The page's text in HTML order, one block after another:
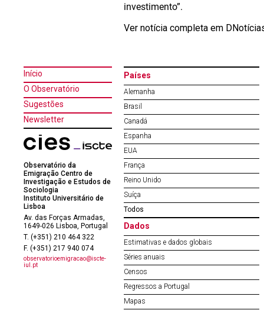
investimento”.
Ver notícia completa em
Início
O Observatório
Sugestões
Newsletter
Observatório da
Emigração Centro de
Investigação e Estudos de
Sociologia
Instituto Universitário de
Lisboa
Av. das Forças Armadas,
1649-026 Lisboa, Portugal
T. (+351) 210 464 322
F. (+351) 217 940 074
observatorioemigracao@iscte-
iul.pt
Países
Alemanha
Brasil
Canadá
Espanha
EUA
França
Reino Unido
Suíça
Todos
Dados
Estimativas e dados globais
Séries anuais
Censos
Regressos a Portugal
Mapas